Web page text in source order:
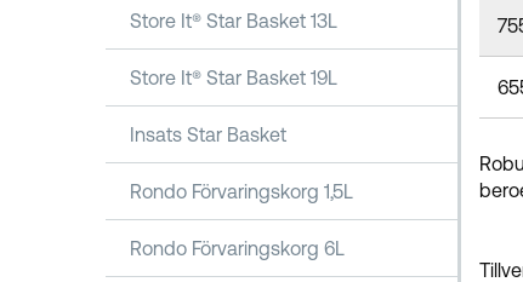
Store It® Star Basket 13L
Store It® Star Basket 19L
Insats Star Basket
Rondo Förvaringskorg 1,5L
Rondo Förvaringskorg 6L